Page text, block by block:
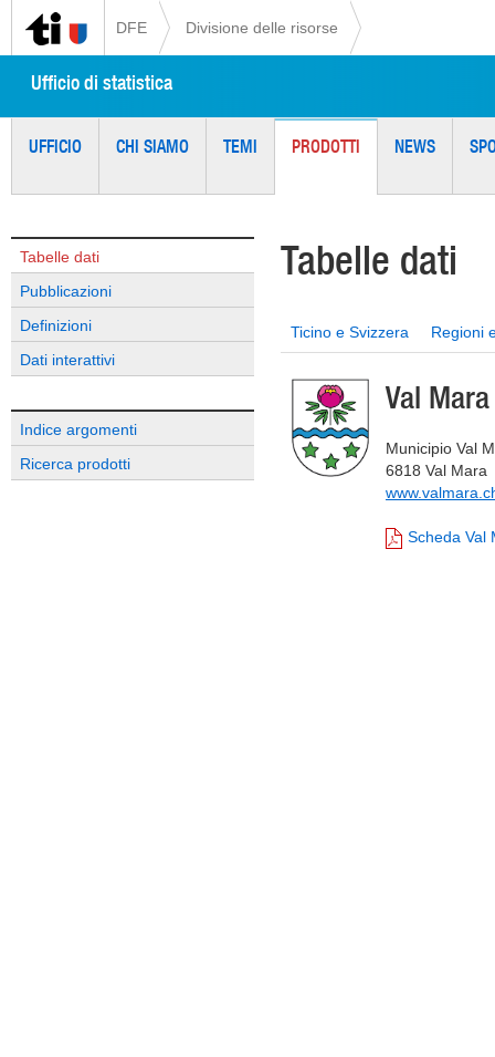
DFE Divisione delle risorse
Ufficio di statistica
UFFICIO CHI SIAMO TEMI PRODOTTI NEWS
Tabelle dati
Pubblicazioni
Definizioni
Dati interattivi
Indice argomenti
Ricerca prodotti
Tabelle dati
Ticino e Svizzera Regioni
Val Mara
Municipio Val
6818 Val Mara
Scheda Val